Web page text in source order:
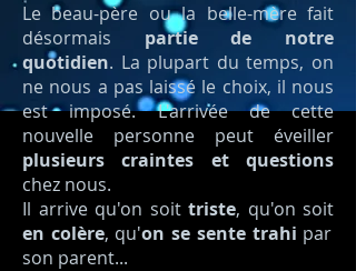
Le beau-père ou la belle-mère fait
désormais partie de notre
quotidien. La plupart du temps, on
ne nous a pas laissé le choix, il nous
est imposé. L'arrivée de cette
nouvelle personne peut éveiller
plusieurs craintes et questions
chez nous.
Il arrive qu'on soittriste, qu'on soit
en colère, qu'on se sente trahi par
son parent...